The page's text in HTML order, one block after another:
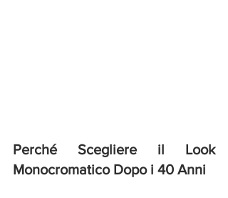
Perché Scegliere il Look
Monocromatico Dopo i 40 Anni